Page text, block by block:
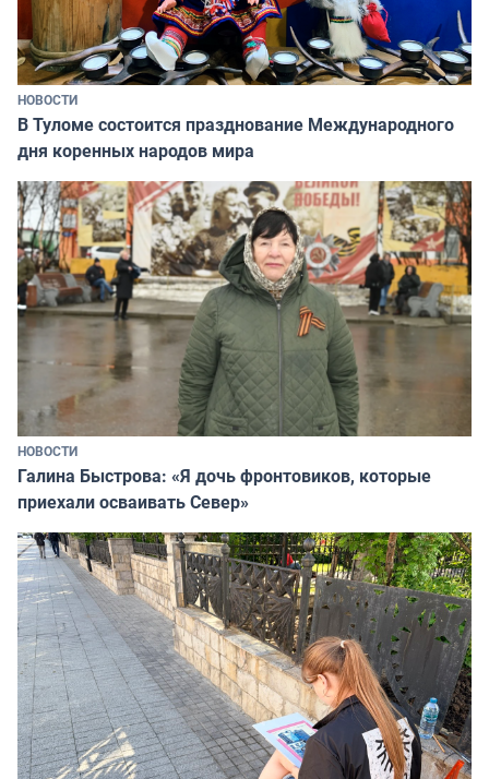
НОВОСТИ
В Туломе состоится празднование Международного
дня коренных народов мира
НОВОСТИ
Галина Быстрова: «Я дочь фронтовиков, которые
приехали осваивать Север»